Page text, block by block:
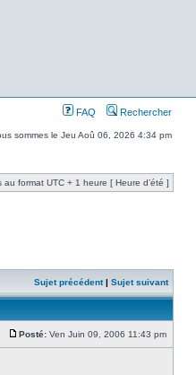
FAQ Rechercher
sommes le Jeu Aoû 06, 2026 4:34 pm
au format UTC + 1 heure [ Heure d’été ]
Sujet précédent| Sujet suivant
Posté: Ven Juin 09, 2006 11:43 pm